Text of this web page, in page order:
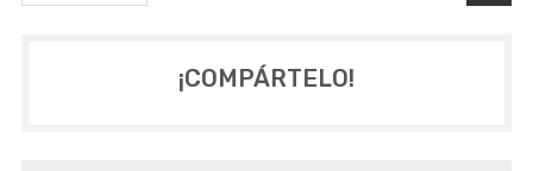
¡COMPÁRTELO!